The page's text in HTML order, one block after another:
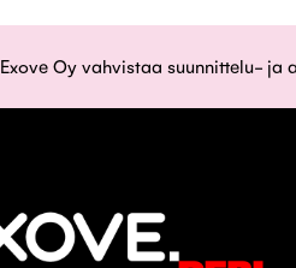
Exove Oy vahvistaa suunnittelu-